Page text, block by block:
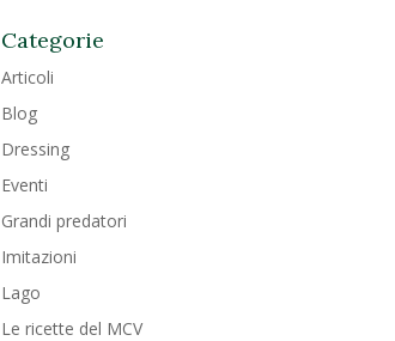
Categorie
Articoli
Blog
Dressing
Eventi
Grandi predatori
Imitazioni
Lago
Le ricette del MCV